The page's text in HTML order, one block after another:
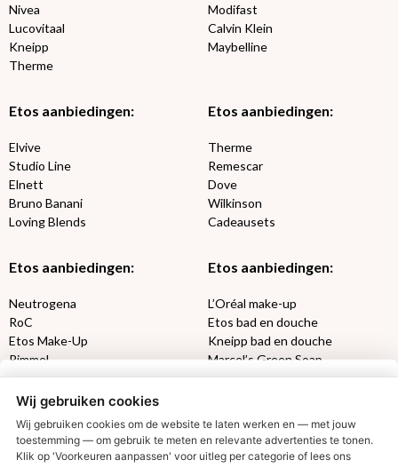
Nivea
Lucovitaal
Kneipp
Therme
Modifast
Calvin Klein
Maybelline
Etos aanbiedingen:
Elvive
Studio Line
Elnett
Bruno Banani
Loving Blends
Etos aanbiedingen:
Therme
Remescar
Dove
Wilkinson
Cadeausets
Etos aanbiedingen:
Neutrogena
RoC
Etos Make-Up
Rimmel
Max Factor
Etos aanbiedingen:
L’Oréal make-up
Etos bad en douche
Kneipp bad en douche
Marcel’s Green Soap
Oral-B
Etos aanbiedingen:
Aussie
DETOXEN
Always
Wij gebruiken cookies
Wij gebruiken cookies om de website te laten werken en — met jouw
toestemming — om gebruik te meten en relevante advertenties te tonen.
Klik op 'Voorkeuren aanpassen' voor uitleg per categorie of lees ons